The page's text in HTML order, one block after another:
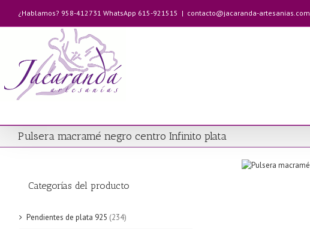
contenido
¿Hablamos? 958-412731 WhatsApp 615-921515 | contacto@jacaranda-artesanias.com
Pulsera macramé negro centro Infinito plata
Categorías del producto
Pendientes de plata 925 (234)